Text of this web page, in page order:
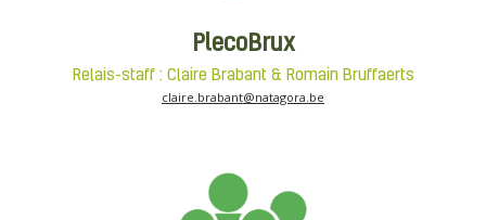
PlecoBrux
Relais-staff : Claire Brabant & Romain Bruffaerts
claire.brabant@natagora.be